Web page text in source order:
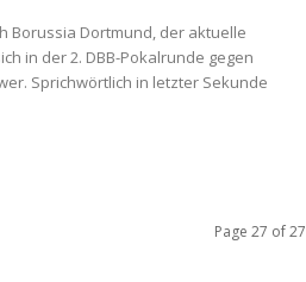
Borussia Dortmund, der aktuelle
in der 2. DBB-Pokalrunde gegen
Sprichwörtlich in letzter Sekunde
Page 27 of 27